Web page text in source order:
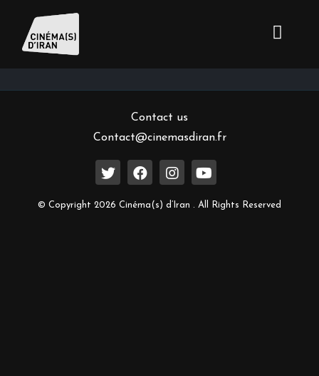
Inscrivez-vous à notre newsletter
Contact us
Contact@cinemasdiran.fr
© Copyright 2026 Cinéma(s) d’Iran . All Rights Reserved